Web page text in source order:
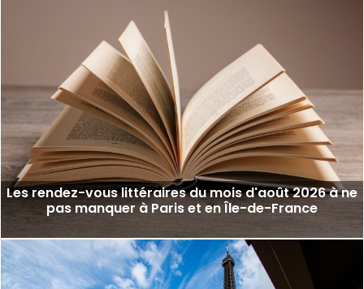
Les rendez-vous littéraires du mois d'août 2026 à ne
pas manquer à Paris et en Île-de-France